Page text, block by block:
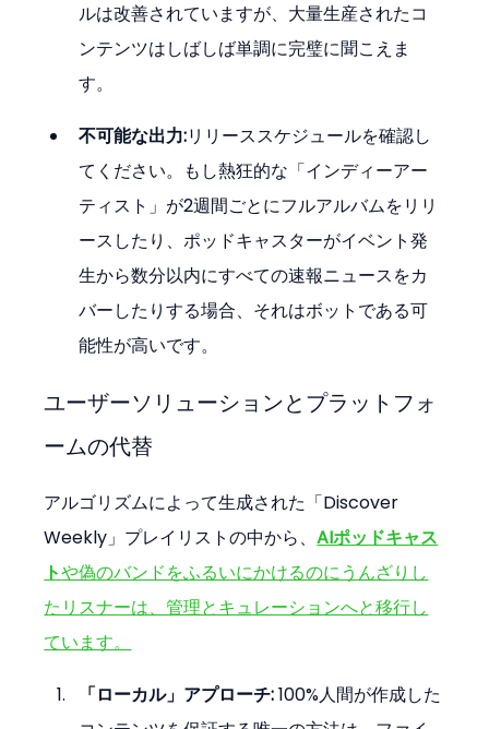
ルは改善されていますが、大量生産されたコ
ンテンツはしばしば単調に完璧に聞こえま
す。
不可能な出力:リリーススケジュールを確認し
てください。もし熱狂的な「インディーアー
ティスト」が2週間ごとにフルアルバムをリリ
ースしたり、ポッドキャスターがイベント発
生から数分以内にすべての速報ニュースをカ
バーしたりする場合、それはボットである可
能性が高いです。
ユーザーソリューションとプラットフォ
ームの代替
アルゴリズムによって生成された「Discover
Weekly」プレイリストの中から、AIポッドキャス
トや偽のバンドをふるいにかけるのにうんざりし
たリスナーは、管理とキュレーションへと移行し
ています。
「ローカル」アプローチ: 100%人間が作成した